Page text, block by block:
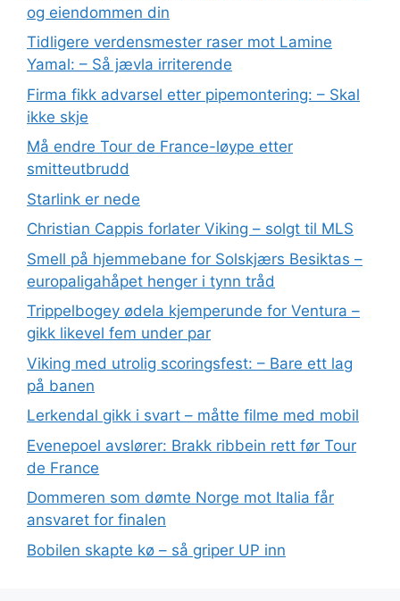
og eiendommen din
Tidligere verdensmester raser mot Lamine
Yamal: – Så jævla irriterende
Firma fikk advarsel etter pipemontering: – Skal
ikke skje
Må endre Tour de France-løype etter
smitteutbrudd
Starlink er nede
Christian Cappis forlater Viking – solgt til MLS
Smell på hjemmebane for Solskjærs Besiktas –
europaligahåpet henger i tynn tråd
Trippelbogey ødela kjemperunde for Ventura –
gikk likevel fem under par
Viking med utrolig scoringsfest: – Bare ett lag
på banen
Lerkendal gikk i svart – måtte filme med mobil
Evenepoel avslører: Brakk ribbein rett før Tour
de France
Dommeren som dømte Norge mot Italia får
ansvaret for finalen
Bobilen skapte kø – så griper UP inn